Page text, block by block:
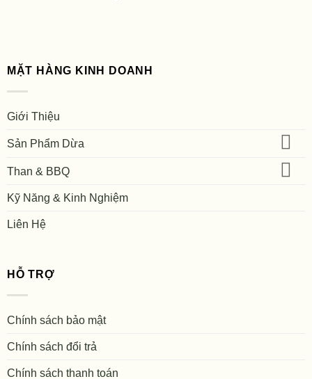
MẶT HÀNG KINH DOANH
Giới Thiệu
Sản Phẩm Dừa
Than & BBQ
Kỹ Năng & Kinh Nghiệm
Liên Hệ
HỖ TRỢ
Chính sách bảo mật
Chính sách đổi trả
Chính sách thanh toán